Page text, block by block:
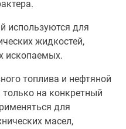
используются для
жидкостей,
ископаемых.
топлива и нефтяной
на конкретный
для
масел,